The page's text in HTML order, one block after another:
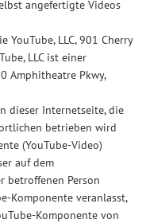
angefertigte Videos
YouTube, LLC, 901 Cherry
LLC ist einer
Amphitheatre Pkwy,
dieser Internetseite, die
betrieben wird
(YouTube-Video)
auf dem
betroffenen Person
Komponente veranlasst,
Komponente von